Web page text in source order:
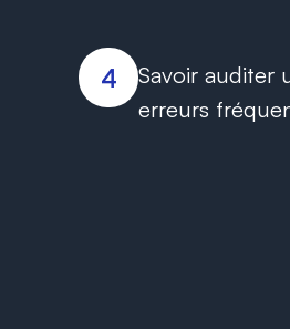
4
Savoir auditer
erreurs